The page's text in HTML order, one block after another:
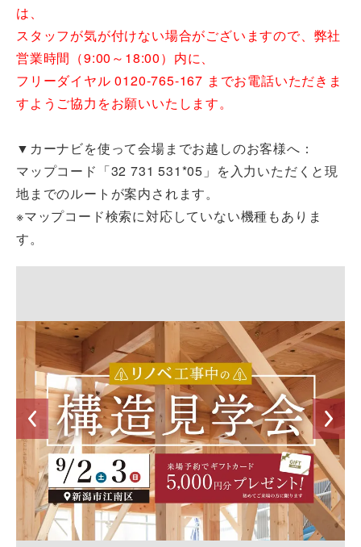
は、
スタッフが気が付けない場合がございますので、弊社
営業時間（9:00～18:00）内に、
フリーダイヤル 0120-765-167 までお電話いただきま
すようご協力をお願いいたします。
▼カーナビを使って会場までお越しのお客様へ：
マップコード「32 731 531*05」を入力いただくと現
地までのルートが案内されます。
※マップコード検索に対応していない機種もありま
す。